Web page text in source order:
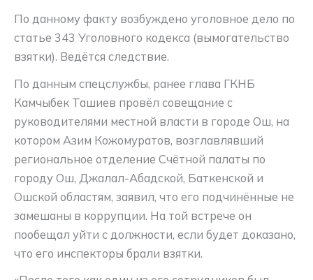
По данному факту возбуждено уголовное дело по
статье 343 Уголовного кодекса (вымогательство
взятки). Ведётся следствие.
По данным спецслужбы, ранее глава ГКНБ
Камчыбек Ташиев провёл совещание с
руководителями местной власти в городе Ош, на
котором Азим Кожомуратов, возглавлявший
региональное отделение Счётной палаты по
городу Ош, Джалал-Абадской, Баткенской и
Ошской областям, заявил, что его подчинённые не
замешаны в коррупции. На той встрече он
пообещал уйти с должности, если будет доказано,
что его инспекторы брали взятки.